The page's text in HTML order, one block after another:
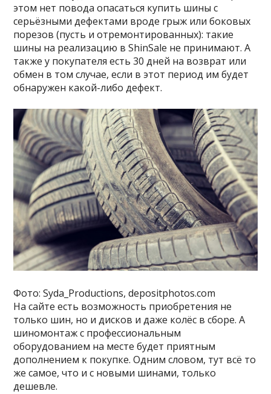
этом нет повода опасаться купить шины с
серьёзными дефектами вроде грыж или боковых
порезов (пусть и отремонтированных): такие
шины на реализацию в ShinSale не принимают. А
также у покупателя есть 30 дней на возврат или
обмен в том случае, если в этот период им будет
обнаружен какой-либо дефект.
Фото: Syda_Productions, depositphotos.com
На сайте есть возможность приобретения не
только шин, но и дисков и даже колёс в сборе. А
шиномонтаж с профессиональным
оборудованием на месте будет приятным
дополнением к покупке. Одним словом, тут всё то
же самое, что и с новыми шинами, только
дешевле.